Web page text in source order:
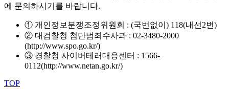
에 문의하시기를 바랍니다.
① 개인정보분쟁조정위원회 : (국번없이) 118(내선2번)
② 대검찰청 첨단범죄수사과 : 02-3480-2000
(http://www.spo.go.kr/)
③ 경찰청 사이버테러대응센터 : 1566-
0112(http://www.netan.go.kr/)
TOP